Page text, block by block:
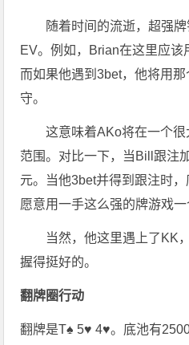
随着时间的流逝，超强
EV。例如，Brian在这里应该
而如果他遇到3bet，他将用
守。
这意味着AKo将在一个
范围。对比一下，当Bill跟注
元。当他3bet并得到跟注时
愿意用一手这么强的牌游戏一
当然，他这里遇上了KK
握得挺好的。
翻牌圈行动
翻牌是T♠ 5♥ 4♥。底池有